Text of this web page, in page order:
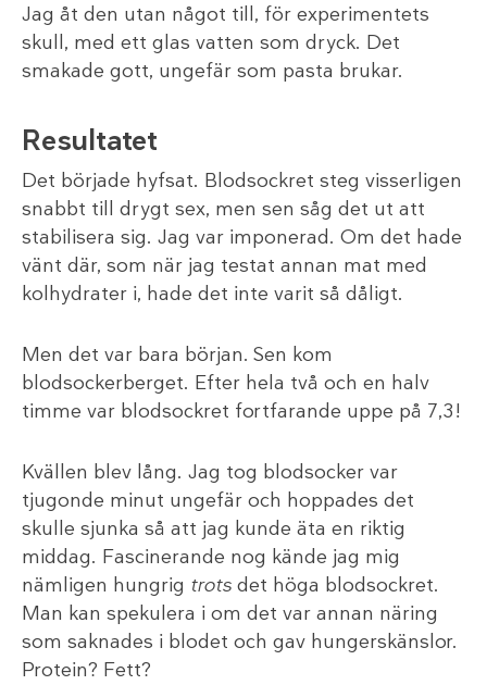
Jag åt den utan något till, för experimentets
skull, med ett glas vatten som dryck. Det
smakade gott, ungefär som pasta brukar.
Resultatet
Det började hyfsat. Blodsockret steg visserligen
snabbt till drygt sex, men sen såg det ut att
stabilisera sig. Jag var imponerad. Om det hade
vänt där, som när jag testat annan mat med
kolhydrater i, hade det inte varit så dåligt.
Men det var bara början. Sen kom
blodsockerberget. Efter hela två och en halv
timme var blodsockret fortfarande uppe på 7,3!
Kvällen blev lång. Jag tog blodsocker var
tjugonde minut ungefär och hoppades det
skulle sjunka så att jag kunde äta en riktig
middag. Fascinerande nog kände jag mig
nämligen hungrig trots det höga blodsockret.
Man kan spekulera i om det var annan näring
som saknades i blodet och gav hungerskänslor.
Protein? Fett?